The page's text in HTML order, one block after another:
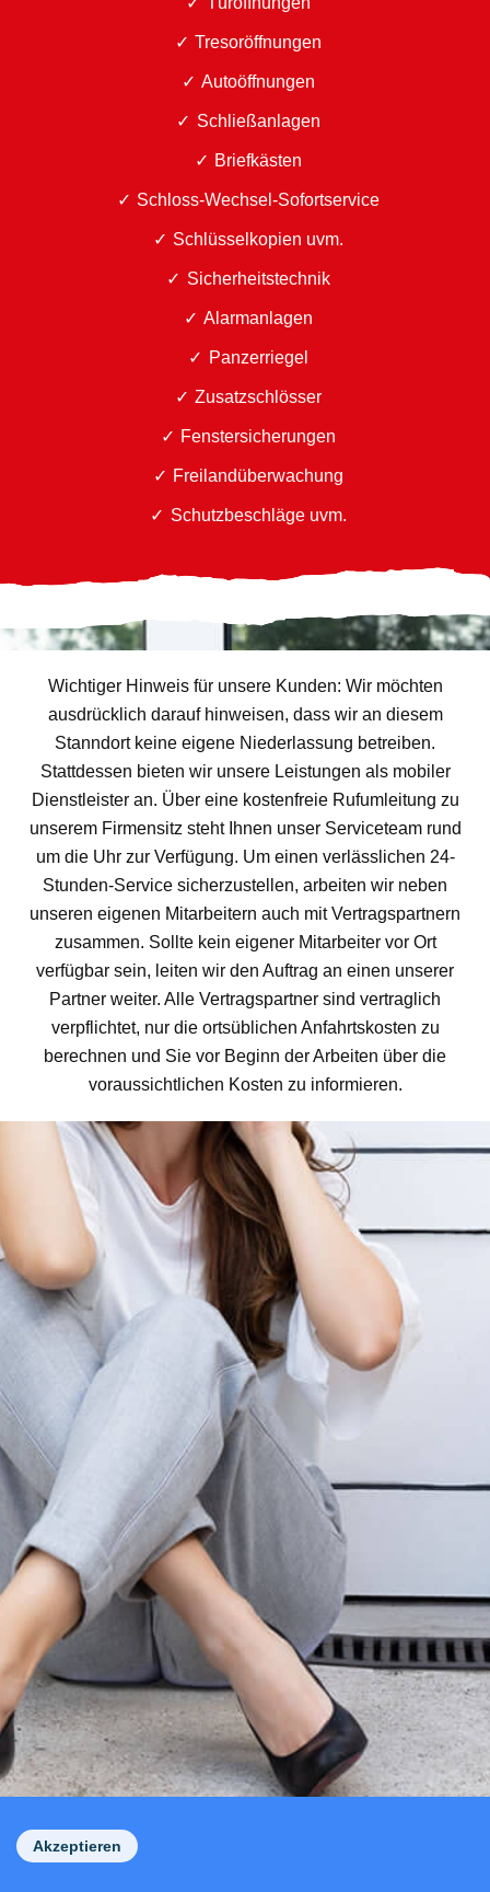
Tresoröffnungen
Autoöffnungen
Schließanlagen
Briefkästen
Schloss-Wechsel-Sofortservice
Schlüsselkopien uvm.
Sicherheitstechnik
Alarmanlagen
Panzerriegel
Zusatzschlösser
Fenstersicherungen
Freilandüberwachung
Schutzbeschläge uvm.
Wichtiger Hinweis für unsere Kunden: Wir möchten
ausdrücklich darauf hinweisen, dass wir an diesem
Stanndort keine eigene Niederlassung betreiben.
Stattdessen bieten wir unsere Leistungen als mobiler
Dienstleister an. Über eine kostenfreie Rufumleitung zu
unserem Firmensitz steht Ihnen unser Serviceteam rund
um die Uhr zur Verfügung. Um einen verlässlichen 24-
Stunden-Service sicherzustellen, arbeiten wir neben
unseren eigenen Mitarbeitern auch mit Vertragspartnern
zusammen. Sollte kein eigener Mitarbeiter vor Ort
verfügbar sein, leiten wir den Auftrag an einen unserer
Partner weiter. Alle Vertragspartner sind vertraglich
verpflichtet, nur die ortsüblichen Anfahrtskosten zu
berechnen und Sie vor Beginn der Arbeiten über die
voraussichtlichen Kosten zu informieren.
Akzeptieren